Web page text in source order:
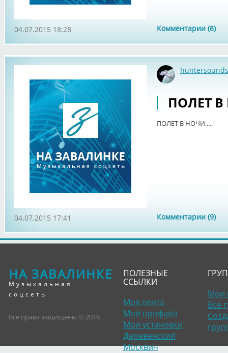
Комментарии (8)
04.07.2015 18:28
huntersounds
ПОЛЕТ В
ПОЛЕТ В НОЧИ.....
Комментарии (9)
04.07.2015 17:41
НА ЗАВАЛИНКЕ
Музыкальная
соцсеть
Все права защищены © 2016
ПОЛЕЗНЫЕ
ССЫЛКИ
Моя лента
Мой профайл
Мои установки
Деревенский
Москвич
Мои
Все